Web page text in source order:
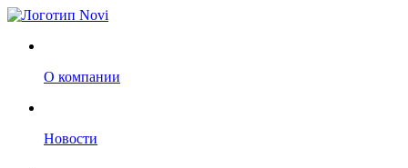
О компании
Новости